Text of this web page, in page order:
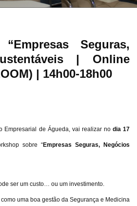
“Empresas Seguras,
| Online
| 14h00-18h00
Empresarial de Águeda, vai realizar no dia 17
sobre “Empresas Seguras, Negócios
ser um custo… ou um investimento.
uma boa gestão da Segurança e Medicina